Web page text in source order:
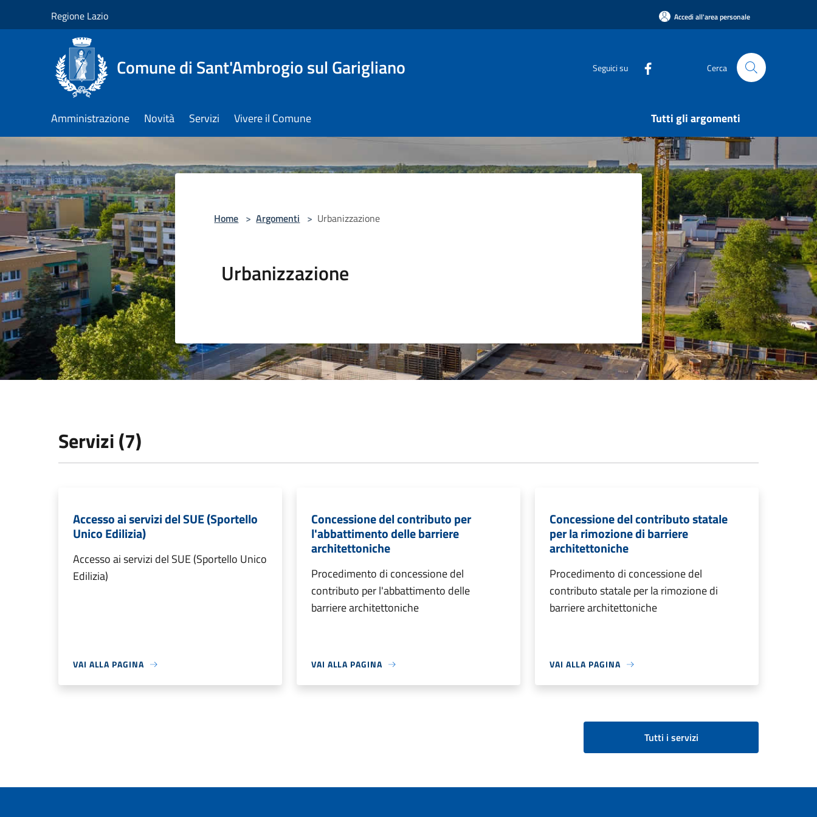
Regione Lazio Accedi all'area personale
Comune di Sant'Ambrogio sul Garigliano Seguici su Cerca
Amministrazione Novità Servizi Vivere il Comune Tutti gli argomenti
Home > Argomenti > Urbanizzazione
Urbanizzazione
Servizi (7)
Accesso ai servizi del SUE (Sportello
Unico Edilizia)
Accesso ai servizi del SUE (Sportello Unico
Edilizia)
VAI ALLA PAGINA
Concessione del contributo per
l'abbattimento delle barriere
architettoniche
Procedimento di concessione del
contributo per l'abbattimento delle
barriere architettoniche
VAI ALLA PAGINA
Concessione del contributo statale
per la rimozione di barriere
architettoniche
Procedimento di concessione del
contributo statale per la rimozione di
barriere architettoniche
VAI ALLA PAGINA
Tutti i servizi